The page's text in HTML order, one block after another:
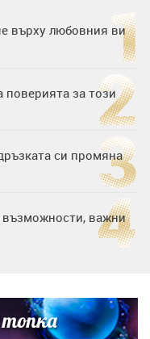
върху любовния ви
за този
си промяна
възможности, важни